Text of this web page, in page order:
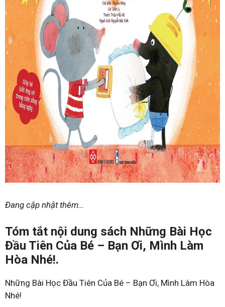
Đang cập nhật thêm…
Tóm tắt nội dung sách Những Bài Học
Đầu Tiên Của Bé – Bạn Ơi, Mình Làm
Hòa Nhé!.
Những Bài Học Đầu Tiên Của Bé – Bạn Ơi, Mình Làm Hòa
Nhé!